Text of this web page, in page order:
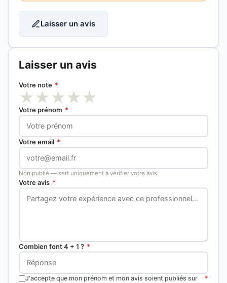
Laisser un avis
Laisser un avis
Votre note *
★★★★★
Votre prénom *
Votre email *
Non publié — sert uniquement à vérifier votre avis.
Votre avis *
Combien font 4 + 1 ? *
J'accepte que mon prénom et mon avis soient publiés sur
*